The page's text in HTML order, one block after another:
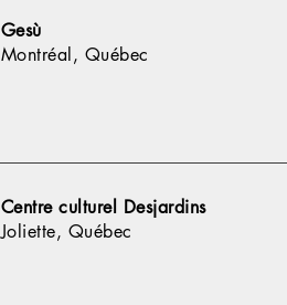
Gesù
Montréal, Québec
Centre culturel Desjardins
Joliette, Québec